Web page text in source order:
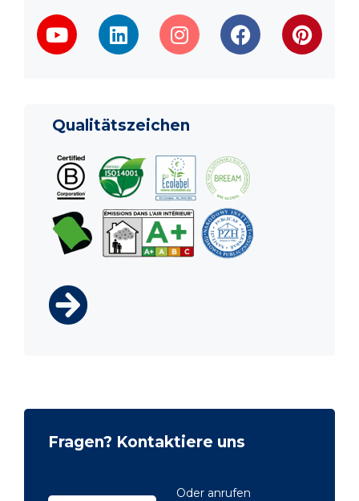
Qualitätszeichen
Fragen? Kontaktiere uns
Oder anrufen